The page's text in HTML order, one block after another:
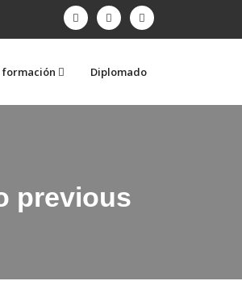
formación Diplomado
previous